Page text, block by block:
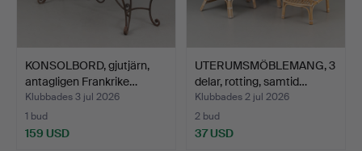
KONSOLBORD, gjutjärn,
antagligen Frankrike…
Klubbades 3 jul 2026
1 bud
159 USD
UTERUMSMÖBLEMANG, 3
delar, rotting, samtid…
Klubbades 2 jul 2026
2 bud
37 USD